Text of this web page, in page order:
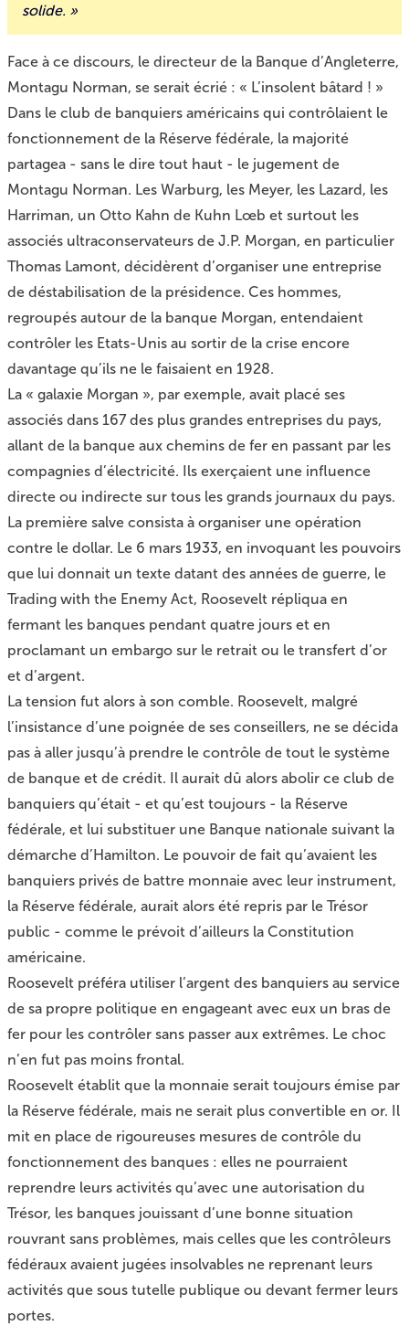
solide. »
Face à ce discours, le directeur de la Banque d’Angleterre,
Montagu Norman, se serait écrié : « L’insolent bâtard ! »
Dans le club de banquiers américains qui contrôlaient le
fonctionnement de la Réserve fédérale, la majorité
partagea - sans le dire tout haut - le jugement de
Montagu Norman. Les Warburg, les Meyer, les Lazard, les
Harriman, un Otto Kahn de Kuhn Lœb et surtout les
associés ultraconservateurs de J.P. Morgan, en particulier
Thomas Lamont, décidèrent d’organiser une entreprise
de déstabilisation de la présidence. Ces hommes,
regroupés autour de la banque Morgan, entendaient
contrôler les Etats-Unis au sortir de la crise encore
davantage qu’ils ne le faisaient en 1928.
La « galaxie Morgan », par exemple, avait placé ses
associés dans 167 des plus grandes entreprises du pays,
allant de la banque aux chemins de fer en passant par les
compagnies d’électricité. Ils exerçaient une influence
directe ou indirecte sur tous les grands journaux du pays.
La première salve consista à organiser une opération
contre le dollar. Le 6 mars 1933, en invoquant les pouvoirs
que lui donnait un texte datant des années de guerre, le
Trading with the Enemy Act, Roosevelt répliqua en
fermant les banques pendant quatre jours et en
proclamant un embargo sur le retrait ou le transfert d’or
et d’argent.
La tension fut alors à son comble. Roosevelt, malgré
l’insistance d’une poignée de ses conseillers, ne se décida
pas à aller jusqu’à prendre le contrôle de tout le système
de banque et de crédit. Il aurait dû alors abolir ce club de
banquiers qu’était - et qu’est toujours - la Réserve
fédérale, et lui substituer une Banque nationale suivant la
démarche d’Hamilton. Le pouvoir de fait qu’avaient les
banquiers privés de battre monnaie avec leur instrument,
la Réserve fédérale, aurait alors été repris par le Trésor
public - comme le prévoit d’ailleurs la Constitution
américaine.
Roosevelt préféra utiliser l’argent des banquiers au service
de sa propre politique en engageant avec eux un bras de
fer pour les contrôler sans passer aux extrêmes. Le choc
n’en fut pas moins frontal.
Roosevelt établit que la monnaie serait toujours émise par
la Réserve fédérale, mais ne serait plus convertible en or. Il
mit en place de rigoureuses mesures de contrôle du
fonctionnement des banques : elles ne pourraient
reprendre leurs activités qu’avec une autorisation du
Trésor, les banques jouissant d’une bonne situation
rouvrant sans problèmes, mais celles que les contrôleurs
fédéraux avaient jugées insolvables ne reprenant leurs
activités que sous tutelle publique ou devant fermer leurs
portes.